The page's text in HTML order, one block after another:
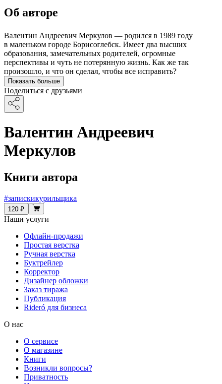
Об авторе
Валентин Андреевич Меркулов — родился в 1989 году
в маленьком городе Борисоглебск. Имеет два высших
образования, замечательных родителей, огромные
перспективы и чуть не потерянную жизнь. Как же так
произошло, и что он сделал, чтобы все исправить?
Показать больше
Поделиться с друзьями
Валентин Андреевич
Меркулов
Книги автора
#запискикурильщика
120 ₽
Наши услуги
Офлайн-продажи
Простая верстка
Ручная верстка
Буктрейлер
Корректор
Дизайнер обложки
Заказ тиража
Публикация
Rideró для бизнеса
О нас
О сервисе
О магазине
Книги
Возникли вопросы?
Приватность